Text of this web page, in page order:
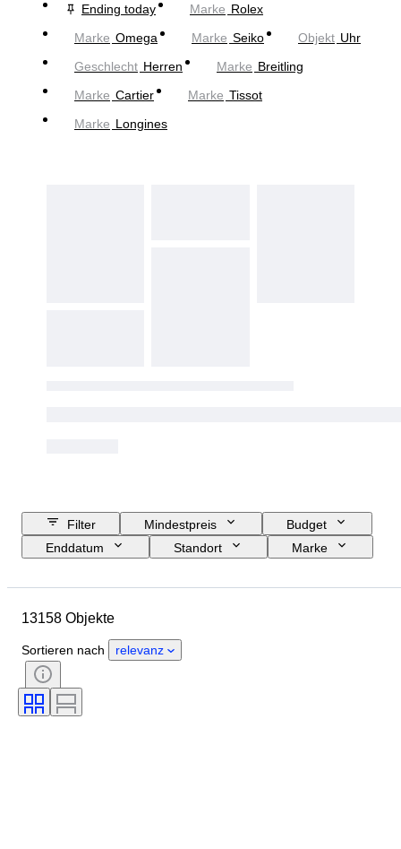
Ending today
Marke Rolex
Marke Omega Marke Seiko Objekt Uhr
Geschlecht Herren Marke Breitling
Marke Cartier Marke Tissot
Marke Longines
Filter Mindestpreis
Budget
Enddatum
Standort
Marke
Herkunftsland
Geschlecht
Zustand
Periode
Zertifikat
Auflage
Uhrwerk
13158 Objekte
Sortieren nach relevanz